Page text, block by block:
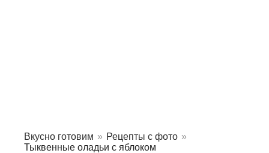
Вкусно готовим » Рецепты с фото »
Тыквенные оладьи с яблоком